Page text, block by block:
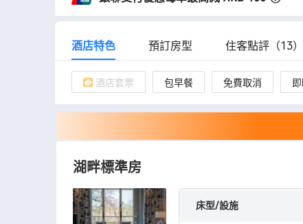
酒店特色 預訂房型 住客點評（13）
酒店套票 包早餐 免費取消
湖畔標準房
床型/設施